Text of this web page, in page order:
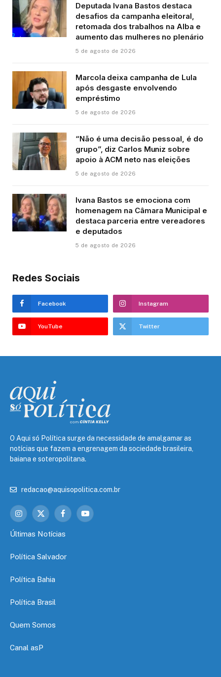
Deputada Ivana Bastos destaca
desafios da campanha eleitoral,
retomada dos trabalhos na Alba e
aumento das mulheres no plenário
5 de agosto de 2026
Marcola deixa campanha de Lula
após desgaste envolvendo
empréstimo
5 de agosto de 2026
“Não é uma decisão pessoal, é do
grupo”, diz Carlos Muniz sobre
apoio à ACM neto nas eleições
5 de agosto de 2026
Ivana Bastos se emociona com
homenagem na Câmara Municipal e
destaca parceria entre vereadores
e deputados
5 de agosto de 2026
Redes Sociais
Facebook Instagram
YouTube Twitter
O Aqui só Política surge da necessidade de amalgamar as
notícias que fazem a engrenagem da sociedade brasileira,
baiana e soteropolitana.
redacao@aquisopolitica.com.br
Instagram
X
FacebookYouTube
Últimas Notícias
Política Salvador
Política Bahia
Política Brasil
Quem Somos
Canal asP